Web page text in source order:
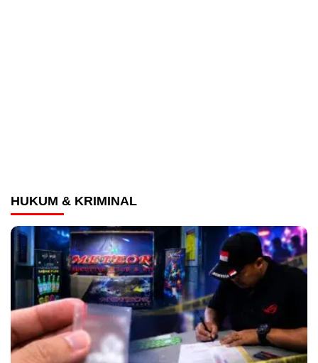
HUKUM & KRIMINAL